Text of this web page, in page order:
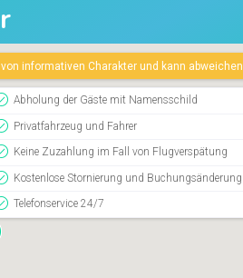
informativen Charakter und kann abweichen
Abholung der Gäste mit Namensschild
Privatfahrzeug und Fahrer
Keine Zuzahlung im Fall von Flugverspätung
Kostenlose Stornierung und Buchungsänderung
Telefonservice 24/7